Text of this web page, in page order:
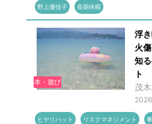
野上優佳子 長期休暇
本・遊び
浮
火
知
ト
茂
ヒヤリハット リスクマネジメント